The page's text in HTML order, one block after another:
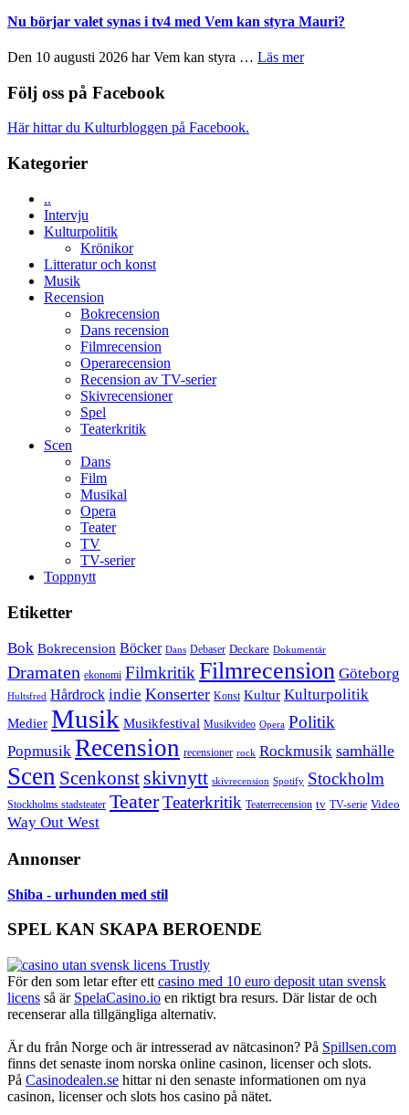
och
The
Shadow
Edge
Nu börjar valet synas i tv4 med Vem kan styra Mauri?
Den 10 augusti 2026 har Vem kan styra … Läs merom
Följ oss på Facebook
Här hittar du Kulturbloggen på Facebook.
Kategorier
..
Intervju
Kulturpolitik
Krönikor
Litteratur och konst
Musik
Recension
Bokrecension
Dans recension
Filmrecension
Operarecension
Recension av TV-serier
Skivrecensioner
Spel
Teaterkritik
Scen
Dans
Film
Musikal
Opera
Teater
TV
TV-serier
Toppnytt
Etiketter
Bok Bokrecension Böcker Dans Debaser Deckare Dokumentär
Dramaten ekonomi FilmkritikFilmrecension Göteborg
Hultsfred Hårdrock indie Konserter Konst Kultur Kulturpolitik
Medier Musik Musikfestival Musikvideo Opera Politik
Popmusik Recension recensioner rock Rockmusik samhälle
Scen Scenkonst skivnytt skivrecension Spotify Stockholm
Stockholms stadsteater TeaterTeaterkritik Teaterrecension tv TV-serie Video
Way Out West
Annonser
Shiba - urhunden med stil
SPEL KAN SKAPA BEROENDE
För den som letar efter ett casino med 10 euro deposit utan svensk
licens så är SpelaCasino.io en riktigt bra resurs. Där listar de och
recenserar alla tillgängliga alternativ.
Är du från Norge och är intresserad av nätcasinon? På Spillsen.com
finns det senaste inom norska online casinon, licenser och slots.
På Casinodealen.se hittar ni den senaste informationen om nya
casinon, licenser och slots hos casino på nätet.